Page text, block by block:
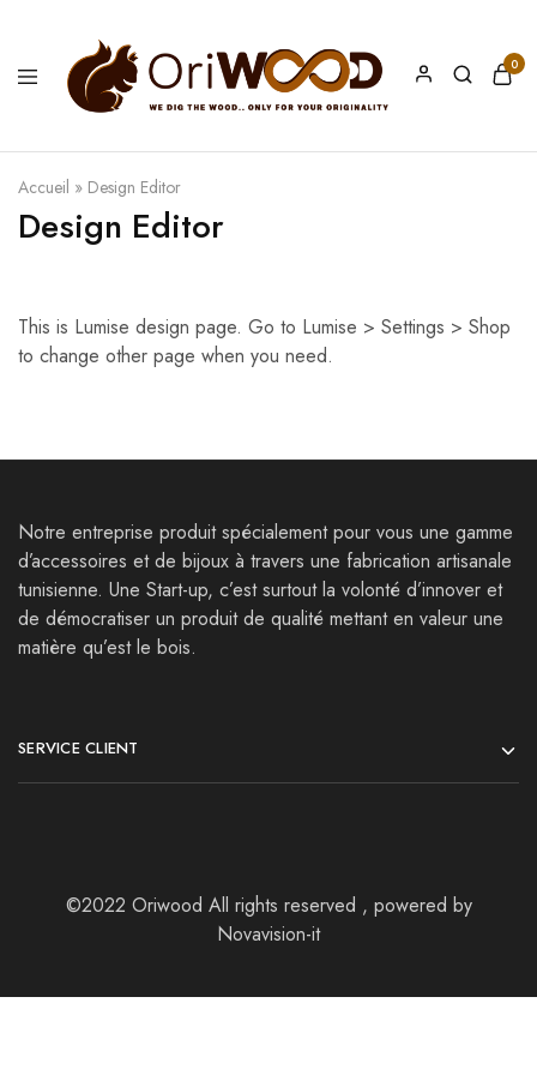
Dig
Wood
0
Accueil » Design Editor
Design Editor
This is Lumise design page. Go to Lumise > Settings > Shop
to change other page when you need.
Notre entreprise produit spécialement pour vous une gamme
d’accessoires et de bijoux à travers une fabrication artisanale
tunisienne. Une Start-up, c’est surtout la volonté d’innover et
de démocratiser un produit de qualité mettant en valeur une
matière qu’est le bois.
SERVICE CLIENT
©2022 Oriwood All rights reserved , powered by
Novavision-it